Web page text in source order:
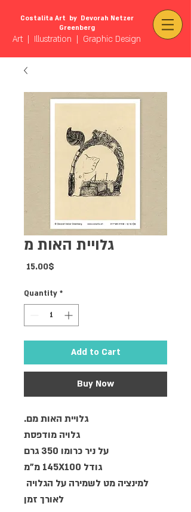
Costalita Art by Devorah Netzer
Greenberg
Art | Illustration | Graphic Design
גלויית האות מ
‏15.00 ‏$
Quantity *
Add to Cart
Buy Now
גלויית האות מם.
גלויה מודפסת
על ניר כרומו 350 גרם
גודל 145X100 מ"מ
למינציה מט לשמירה על הגלויה
לאורך זמן